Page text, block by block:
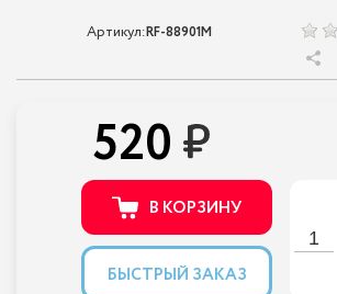
Артикул:RF-88901M
520
В КОРЗИНУ
БЫСТРЫЙ ЗАКАЗ